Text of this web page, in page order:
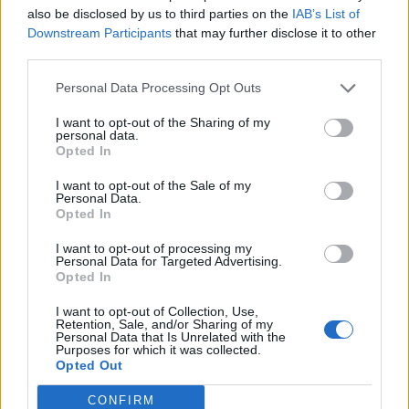
also be disclosed by us to third parties on the IAB’s List of
Downstream Participants that may further disclose it to other
Personal Data Processing Opt Outs
I want to opt-out of the Sharing of my
personal data.
Opted In
I want to opt-out of the Sale of my
Personal Data.
Opted In
I want to opt-out of processing my
Personal Data for Targeted Advertising.
Opted In
I want to opt-out of Collection, Use,
Retention, Sale, and/or Sharing of my
Personal Data that Is Unrelated with the
Purposes for which it was collected.
Opted Out
CONFIRM
2026-08-06 KL. 08:40
Så ser du
meteorregnet och
partiella
solförmörkelsen
Vallentunabon Per-Magnus
Hedén tipsar
2026-08-06 KL. 08:39
Max fashion blir
centrum
butiken igen i augusti